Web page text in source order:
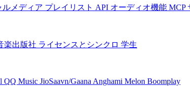
ルメディア プレイリスト API オーディオ機能 MCP
楽出版社 ライセンスとシンクロ 学生
QQ Music JioSaavn/Gaana Anghami Melon Boomplay